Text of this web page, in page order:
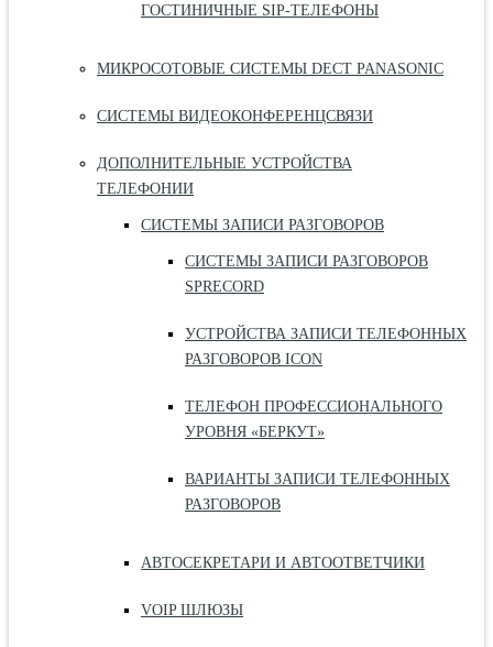
ГОСТИНИЧНЫЕ SIP-ТЕЛЕФОНЫ
МИКРОСОТОВЫЕ СИСТЕМЫ DECT PANASONIC
СИСТЕМЫ ВИДЕОКОНФЕРЕНЦСВЯЗИ
ДОПОЛНИТЕЛЬНЫЕ УСТРОЙСТВА
ТЕЛЕФОНИИ
СИСТЕМЫ ЗАПИСИ РАЗГОВОРОВ
СИСТЕМЫ ЗАПИСИ РАЗГОВОРОВ
SPRECORD
УСТРОЙСТВА ЗАПИСИ ТЕЛЕФОННЫХ
РАЗГОВОРОВ ICON
ТЕЛЕФОН ПРОФЕССИОНАЛЬНОГО
УРОВНЯ «БЕРКУТ»
ВАРИАНТЫ ЗАПИСИ ТЕЛЕФОННЫХ
РАЗГОВОРОВ
АВТОСЕКРЕТАРИ И АВТООТВЕТЧИКИ
VOIP ШЛЮЗЫ